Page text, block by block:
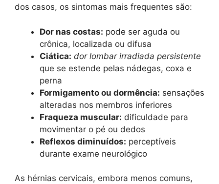
dos casos, os sintomas mais frequentes são:
Dor nas costas: pode ser aguda ou
crônica, localizada ou difusa
Ciática: dor lombar irradiada persistente
que se estende pelas nádegas, coxa e
perna
Formigamento ou dormência: sensações
alteradas nos membros inferiores
Fraqueza muscular: dificuldade para
movimentar o pé ou dedos
Reflexos diminuídos: perceptíveis
durante exame neurológico
As hérnias cervicais, embora menos comuns,